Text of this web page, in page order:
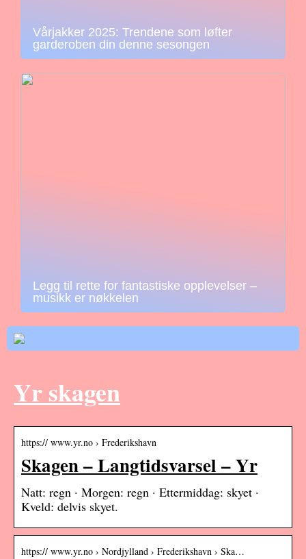
Vårjakker 2025: Trendene som løfter
garderoben din denne sesongen
Legg til rette for fantastiske opplevelser –
musikk er nøkkelen
Yr skagen
https:// www.yr.no › Frederikshavn
Skagen – Langtidsvarsel – Yr
Natt: regn · Morgen: regn · Ettermiddag: skyet ·
Kveld: delvis skyet.
https:// www.yr.no › Nordjylland › Frederikshavn › Ska…